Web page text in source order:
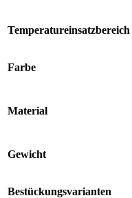
Temperatureinsatzbereich
Farbe
Material
Gewicht
Bestückungsvarianten